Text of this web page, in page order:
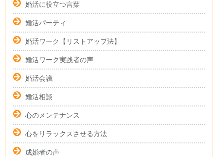
婚活に役立つ言葉
婚活パーティ
婚活ワーク【リストアップ法】
婚活ワーク実践者の声
婚活会議
婚活相談
心のメンテナンス
心をリラックスさせる方法
成婚者の声